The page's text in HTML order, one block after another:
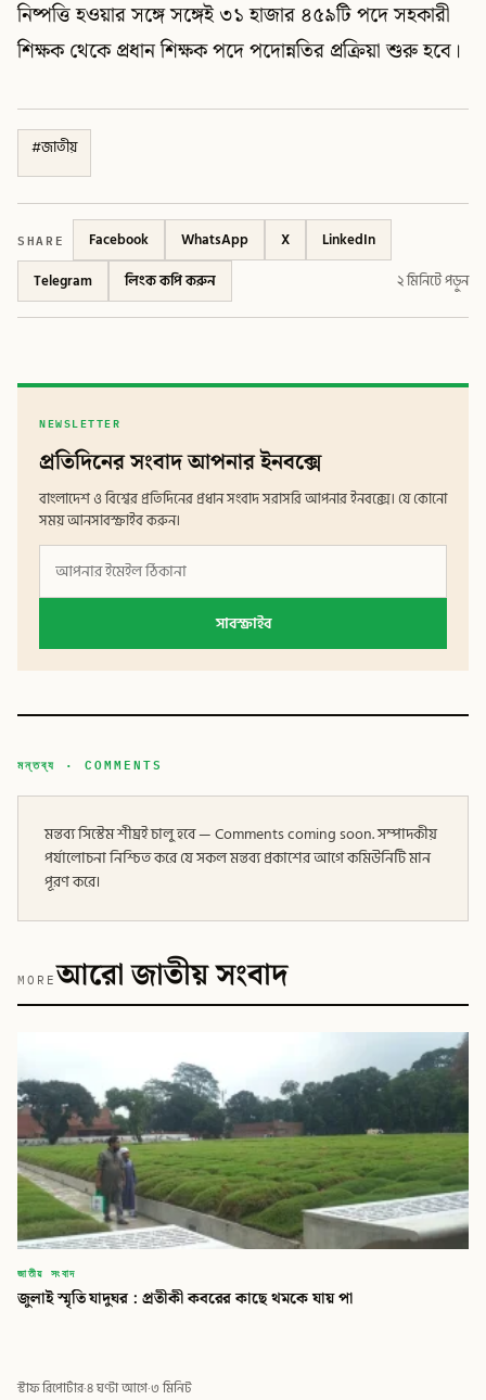
নিষ্পত্তি হওয়ার সঙ্গে সঙ্গেই ৩১ হাজার ৪৫৯টি পদে সহকারী
শিক্ষক থেকে প্রধান শিক্ষক পদে পদোন্নতির প্রক্রিয়া শুরু হবে।
#জাতীয়
SHARE Facebook WhatsApp X
LinkedIn
Telegram
লিংক কপি করুন ২ মিনিটে পড়ুন
NEWSLETTER
প্রতিদিনের সংবাদ আপনার ইনবক্সে
বাংলাদেশ ও বিশ্বের প্রতিদিনের প্রধান সংবাদ সরাসরি আপনার ইনবক্সে। যে কোনো
সময় আনসাবস্ক্রাইব করুন।
সাবস্ক্রাইব
মন্তব্য · COMMENTS
মন্তব্য সিস্টেম শীঘ্রই চালু হবে — Comments coming soon. সম্পাদকীয়
পর্যালোচনা নিশ্চিত করে যে সকল মন্তব্য প্রকাশের আগে কমিউনিটি মান
পূরণ করে।
MOREআরো জাতীয় সংবাদ
জাতীয় সংবাদ
জুলাই স্মৃতি যাদুঘর : প্রতীকী কবরের কাছে থমকে যায় পা
স্টাফ রিপোর্টার·৪ ঘণ্টা আগে·৩ মিনিট